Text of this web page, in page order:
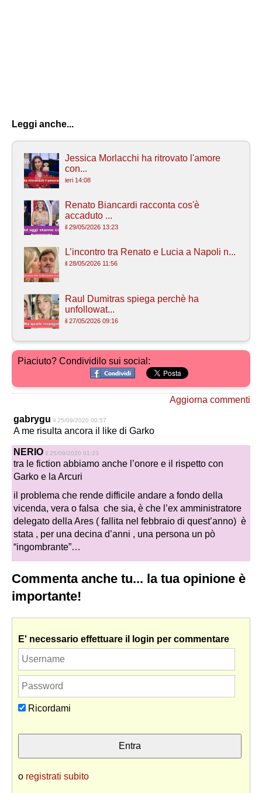
Leggi anche...
Jessica Morlacchi ha ritrovato l'amore
con...
ieri 14:08
Renato Biancardi racconta cos'è
accaduto ...
il 29/05/2026 13:23
L’incontro tra Renato e Lucia a Napoli n...
il 28/05/2026 11:56
Raul Dumitras spiega perchè ha
unfollowat...
il 27/05/2026 09:16
Piaciuto? Condividilo sui social:
Aggiorna commenti
gabrygu il 25/09/2020 00:57
A me risulta ancora il like di Garko
NERIO il 25/09/2020 01:23
tra le fiction abbiamo anche l’onore e il rispetto con
Garko e la Arcuri
il problema che rende difficile andare a fondo della
vicenda, vera o falsa che sia, è che l’ex amministratore
delegato della Ares ( fallita nel febbraio di quest’anno) è
stata , per una decina d’anni , una persona un pò
“ingombrante”…
Commenta anche tu... la tua opinione è
importante!
E' necessario effettuare il login per commentare
Ricordami
o registrati subito